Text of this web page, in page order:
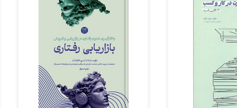
قهرمان ،عاصی جادوگر